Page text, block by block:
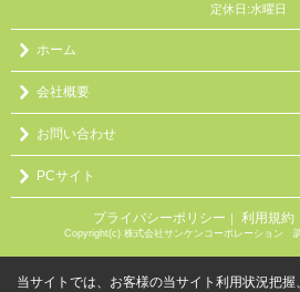
定休日:水曜日
ホーム
会社概要
お問い合わせ
PCサイト
プライバシーポリシー ｜ 利用規約
Copyright(c) 株式会社サンケンコーポレーション
当サイトでは、お客様の当サイト利用状況把